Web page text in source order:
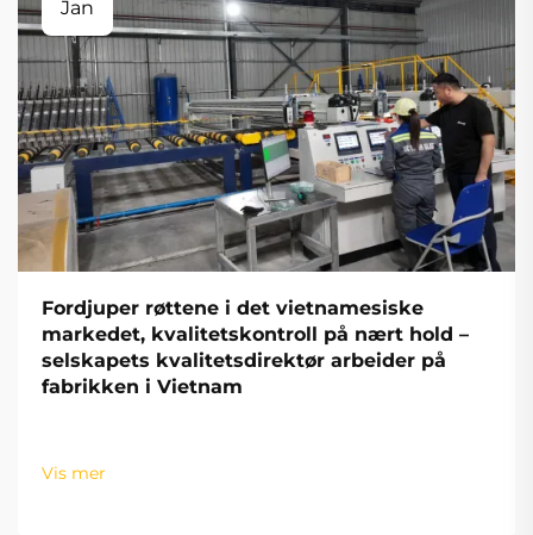
Jan
Fordjuper røttene i det vietnamesiske
markedet, kvalitetskontroll på nært hold –
selskapets kvalitetsdirektør arbeider på
fabrikken i Vietnam
Vis mer